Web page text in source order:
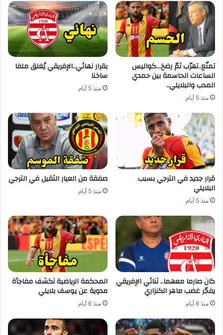
تمنّع..تهرّب ثمّ رضخ…كواليس
الساعات الحاسمة بين حمدي
المدب والبلايلي..
منذ 5 أيام
بقرار نهائي..الإفريقي يُغلق ملفا
ساخنا
منذ 5 أيام
قرار جديد في الترجي بسبب
البلايلي
منذ 5 أيام
صفقة من العيار الثقيل في الترجي
منذ 5 أيام
كان صارما معهما.. ثنائي الإفريقي
يفجّر غضب ماهر الكنزاري
منذ 6 أيام
المحكمة الرياضية تكشف مفاجأة
مدوية عن يوسف بلايلي
منذ 6 أيام